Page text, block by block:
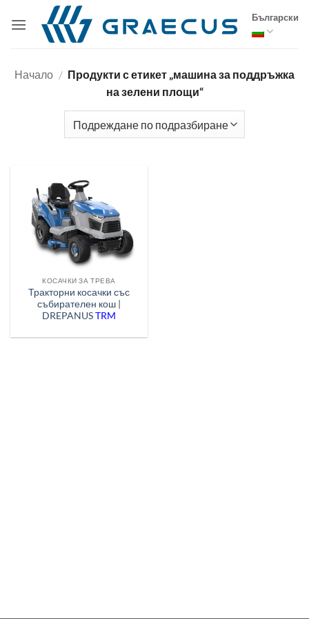
Български
Начало / Продукти с етикет „машина за поддръжка
на зелени площи“
КОСАЧКИ ЗА ТРЕВА
Тракторни косачки със
събирателен кош |
DREPANUSTRM